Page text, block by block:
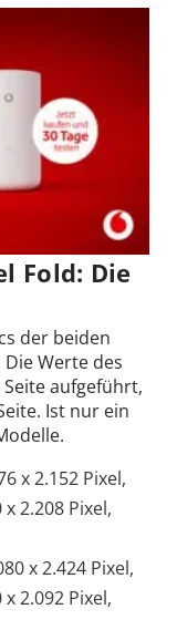
Fold: Die
der beiden
Werte des
aufgeführt,
Ist nur ein
x 2.152 Pixel,
x 2.208 Pixel,
x 2.424 Pixel,
x 2.092 Pixel,